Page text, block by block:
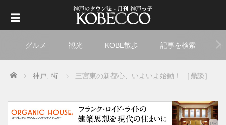
グルメ 観光 KOBE散歩 記事を検索
Home 神戸 街 三宮東の新都心、いよいよ始動！ ［鼎談］